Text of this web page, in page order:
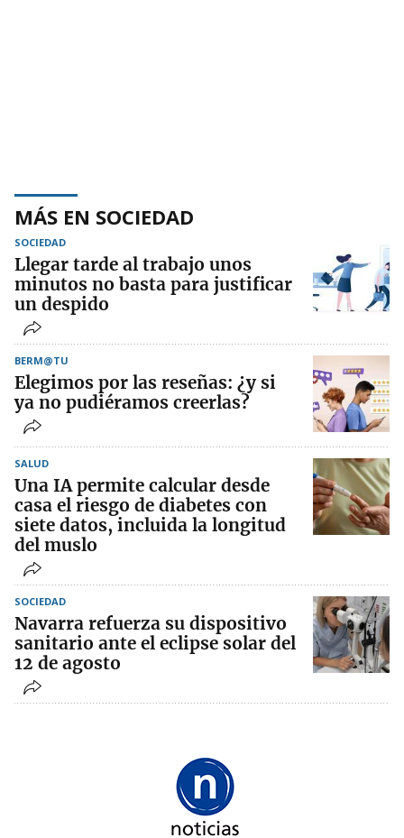
MÁS EN SOCIEDAD
SOCIEDAD
Llegar tarde al trabajo unos
minutos no basta para justificar
un despido
BERM@TU
Elegimos por las reseñas: ¿y si
ya no pudiéramos creerlas?
SALUD
Una IA permite calcular desde
casa el riesgo de diabetes con
siete datos, incluida la longitud
del muslo
SOCIEDAD
Navarra refuerza su dispositivo
sanitario ante el eclipse solar del
12 de agosto